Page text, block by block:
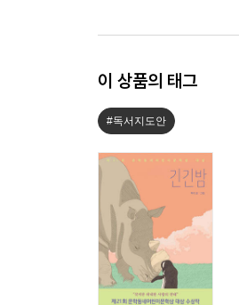
이 상품의 태그
#독서지도안